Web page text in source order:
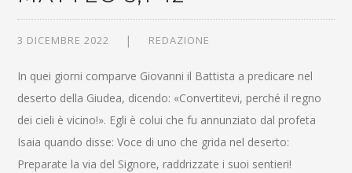
3 DICEMBRE 2022 REDAZIONE
In quei giorni comparve Giovanni il Battista a predicare nel
deserto della Giudea, dicendo: «Convertitevi, perché il regno
dei cieli è vicino!». Egli è colui che fu annunziato dal profeta
Isaia quando disse: Voce di uno che grida nel deserto:
Preparate la via del Signore, raddrizzate i suoi sentieri!